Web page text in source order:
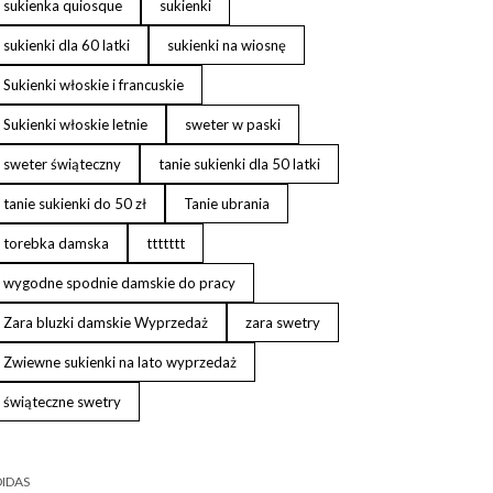
sukienka quiosque sukienki
sukienki dla 60 latki sukienki na wiosnę
Sukienki włoskie i francuskie
Sukienki włoskie letnie sweter w paski
sweter świąteczny tanie sukienki dla 50 latki
tanie sukienki do 50 zł Tanie ubrania
torebka damska ttttttt
wygodne spodnie damskie do pracy
Zara bluzki damskie Wyprzedaż zara swetry
Zwiewne sukienki na lato wyprzedaż
świąteczne swetry